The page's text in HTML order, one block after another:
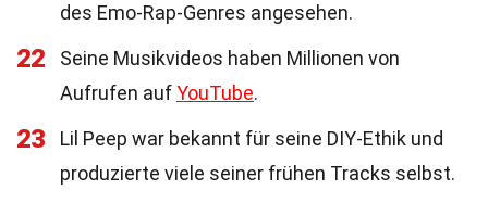
des Emo-Rap-Genres angesehen.
22
Seine Musikvideos haben Millionen von
Aufrufen aufYouTube.
23
Lil Peep war bekannt für seine DIY-Ethik und
produzierte viele seiner frühen Tracks selbst.